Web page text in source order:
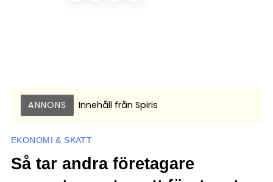
ANNONS Innehåll från Spiris
EKONOMI & SKATT
Så tar andra företagare